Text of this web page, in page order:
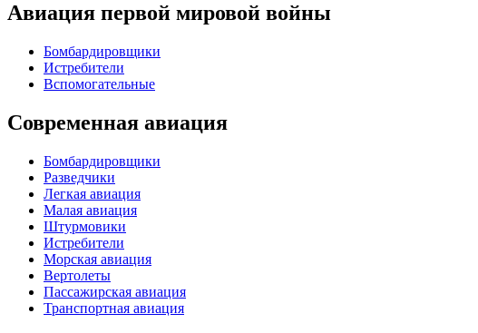
Авиация первой мировой войны
Бомбардировщики
Истребители
Вспомогательные
Современная авиация
Бомбардировщики
Разведчики
Легкая авиация
Малая авиация
Штурмовики
Истребители
Морская авиация
Вертолеты
Пассажирская авиация
Транспортная авиация